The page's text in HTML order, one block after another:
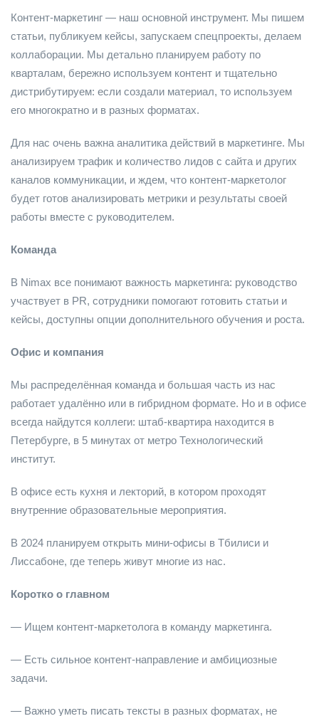
Контент-маркетинг — наш основной инструмент. Мы пишем
статьи, публикуем кейсы, запускаем спецпроекты, делаем
коллаборации. Мы детально планируем работу по
кварталам, бережно используем контент и тщательно
дистрибутируем: если создали материал, то используем
его многократно и в разных форматах.
Для нас очень важна аналитика действий в маркетинге. Мы
анализируем трафик и количество лидов с сайта и других
каналов коммуникации, и ждем, что контент-маркетолог
будет готов анализировать метрики и результаты своей
работы вместе с руководителем.
Команда
В Nimax все понимают важность маркетинга: руководство
участвует в PR, сотрудники помогают готовить статьи и
кейсы, доступны опции дополнительного обучения и роста.
Офис и компания
Мы распределённая команда и большая часть из нас
работает удалённо или в гибридном формате. Но и в офисе
всегда найдутся коллеги: штаб-квартира находится в
Петербурге, в 5 минутах от метро Технологический
институт.
В офисе есть кухня и лекторий, в котором проходят
внутренние образовательные мероприятия.
В 2024 планируем открыть мини-офисы в Тбилиси и
Лиссабоне, где теперь живут многие из нас.
Коротко о главном
— Ищем контент-маркетолога в команду маркетинга.
— Есть сильное контент-направление и амбициозные
задачи.
— Важно уметь писать тексты в разных форматах, не